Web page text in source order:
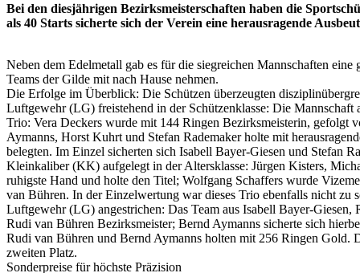
Bei den diesjährigen Bezirksmeisterschaften haben die
als 40 Starts sicherte sich der Verein eine herausragende
Neben dem Edelmetall gab es für die siegreichen Mannschaften
Teams der Gilde mit nach Hause nehmen.
​Die Erfolge im Überblick: Die Schützen überzeugten
​Luftgewehr (LG) freistehend in der Schützenklasse: Die Mannschaft
Trio: Vera Deckers wurde mit 144 Ringen Bezirksmeisterin, gefolgt
Aymanns, Horst Kuhrt und Stefan Rademaker holte mit
belegten. Im Einzel sicherten sich Isabell Bayer-Giesen und Stefan
Kleinkaliber (KK) aufgelegt in der Altersklasse: Jürgen Kisters,
ruhigste Hand und holte den Titel; Wolfgang Schaffers wurde
van Bühren. In der Einzelwertung war dieses Trio ebenfalls nicht zu
​Luftgewehr (LG) angestrichen: Das Team aus Isabell Bayer-
Rudi van Bühren Bezirksmeister; Bernd Aymanns sicherte sich
Rudi van Bühren und Bernd Aymanns holten mit 256 Ringen Gold.
zweiten Platz.
​Sonderpreise für höchste Präzision